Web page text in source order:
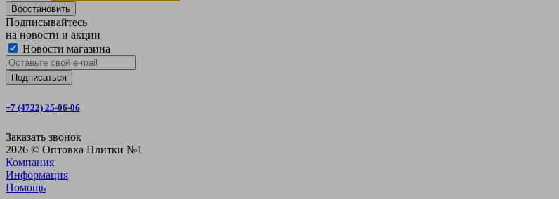
Восстановить
Подписывайтесь
на новости и акции
Новости магазина
+7 (4722) 25-06-06
Заказать звонок
2026 © Оптовка Плитки №1
Компания
Информация
Помощь